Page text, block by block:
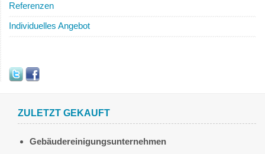
Referenzen
Individuelles Angebot
ZULETZT GEKAUFT
Gebäudereinigungsunternehmen